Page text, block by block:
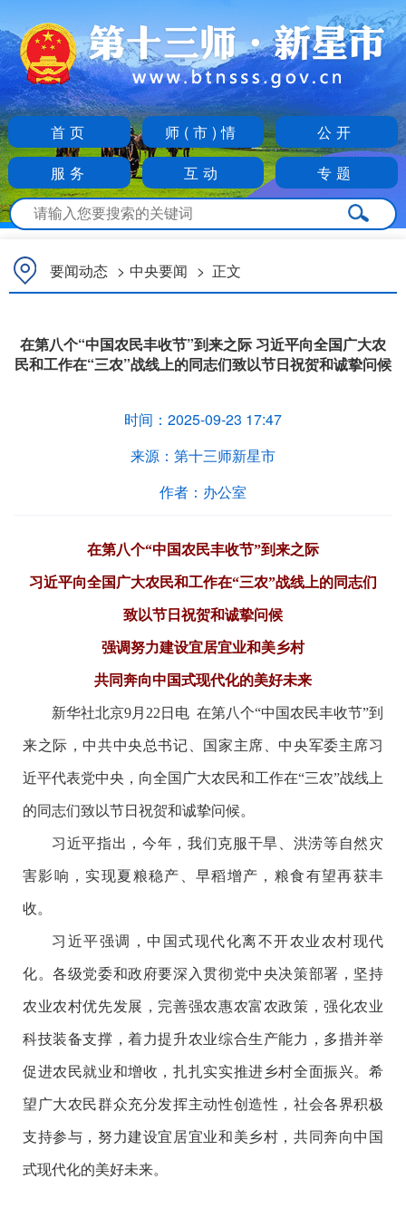
首页 师(市)情
公开
服务
互动 专题
要闻动态 > 中央要闻 > 正文
在第八个“中国农民丰收节”到来之际 习近平向全国广大农
民和工作在“三农”战线上的同志们致以节日祝贺和诚挚问候
时间： 2025-09-23 17:47
来源： 第十三师新星市
作者： 办公室
在第八个“中国农民丰收节”到来之际
习近平向全国广大农民和工作在“三农”战线上的同志们
致以节日祝贺和诚挚问候
强调努力建设宜居宜业和美乡村
共同奔向中国式现代化的美好未来
新华社北京9月22日电 在第八个“中国农民丰收节”到
来之际，中共中央总书记、国家主席、中央军委主席习
近平代表党中央，向全国广大农民和工作在“三农”战线上
的同志们致以节日祝贺和诚挚问候。
习近平指出，今年，我们克服干旱、洪涝等自然灾
害影响，实现夏粮稳产、早稻增产，粮食有望再获丰
收。
习近平强调，中国式现代化离不开农业农村现代
化。各级党委和政府要深入贯彻党中央决策部署，坚持
农业农村优先发展，完善强农惠农富农政策，强化农业
科技装备支撑，着力提升农业综合生产能力，多措并举
促进农民就业和增收，扎扎实实推进乡村全面振兴。希
望广大农民群众充分发挥主动性创造性，社会各界积极
支持参与，努力建设宜居宜业和美乡村，共同奔向中国
式现代化的美好未来。